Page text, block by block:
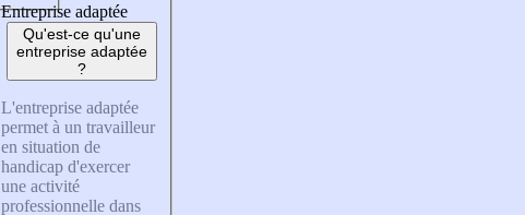
Entreprise adaptée
Qu'est-ce qu'une
entreprise adaptée
?
L'entreprise adaptée
permet à un travailleur
en situation de
handicap d'exercer
une activité
professionnelle dans